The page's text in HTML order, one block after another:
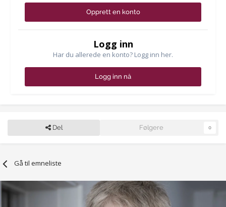
Opprett en konto
Logg inn
Har du allerede en konto? Logg inn her.
Logg inn nå
Del Følgere 0
Gå til emneliste